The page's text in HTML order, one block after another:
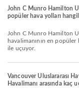
John C Munro Hamilton
popüler hava yolları
John C Munro Hamilton Uluslararası Havalimanı’a giden çoğu yolcu, bu
havalimanının en popüler
ile uçuyor.
Vancouver Uluslararası
Havalimanı arasında kaç